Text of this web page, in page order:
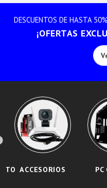
DESCUENTOS DE HASTA
¡OFERTAS
ACCESORIOS PC